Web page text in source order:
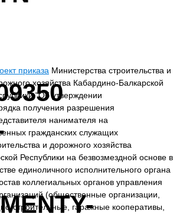
приказа Министерства строительства и
хозяйства Кабардино-Балкарской
"Об утверждении
получения разрешения
нанимателя на
гражданских служащих
и дорожного хозяйства
Республики на безвозмездной основе в
единоличного исполнительного органа
коллегиальных органов управления
(общественные организации,
строительные, гаражные кооперативы,